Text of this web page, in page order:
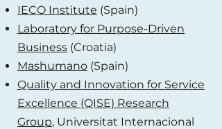
IECO Institute (Spain)
Laboratory for Purpose-Driven
Business (Croatia)
Mashumano (Spain)
Quality and Innovation for Service
Excellence (QISE) Research
Group, Universitat Internacional